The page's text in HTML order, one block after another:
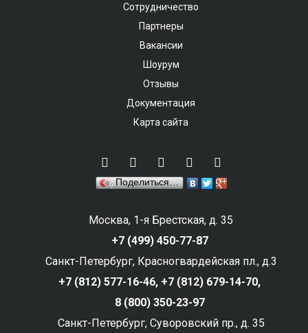
Сотрудничество
Партнеры
Вакансии
Шоурум
Отзывы
Документация
Карта сайта
Поделиться…
Москва, 1-я Брестская, д. 35
+7 (499) 450-77-87
Санкт-Петербург, Красногвардейская пл., д.3
+7 (812) 577-16-46, +7 (812) 679-14-70,
8 (800) 350-23-97
Санкт-Петербург, Суворовский пр., д. 35